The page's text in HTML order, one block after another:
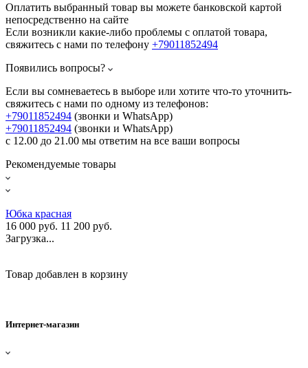
Оплатить выбранный товар вы можете банковской картой
непосредственно на сайте
Если возникли какие-либо проблемы с оплатой товара,
свяжитесь с нами по телефону +79011852494
Появились вопросы?
Если вы сомневаетесь в выборе или хотите что-то уточнить-
свяжитесь с нами по одному из телефонов:
+79011852494 (звонки и WhatsApp)
+79011852494 (звонки и WhatsApp)
с 12.00 до 21.00 мы ответим на все ваши вопросы
Рекомендуемые товары
Юбка красная
16 000 руб. 11 200 руб.
Загрузка...
Товар добавлен в корзину
Интернет-магазин